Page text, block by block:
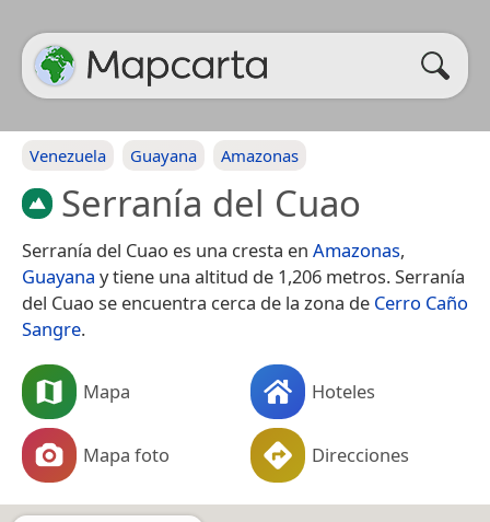
Venezuela Guayana Amazonas
Serranía del Cuao
Serranía del Cuao es una cresta en Amazonas,
Guayana y tiene una altitud de 1,206 metros. Serranía
del Cuao se encuentra cerca de la zona de Cerro Caño
Sangre.
Mapa Hoteles
Mapa foto Direcciones